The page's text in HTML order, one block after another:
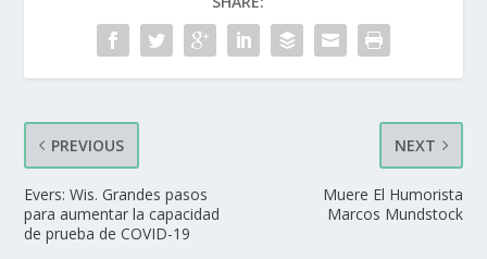
PREVIOUS
Evers: Wis. Grandes pasos
para aumentar la capacidad
de prueba de COVID-19
NEXT
Muere El Humorista
Marcos Mundstock